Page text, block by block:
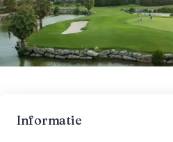
Informatie